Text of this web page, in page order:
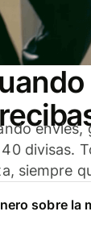
envíes,
divisas.
siempre
sobre la